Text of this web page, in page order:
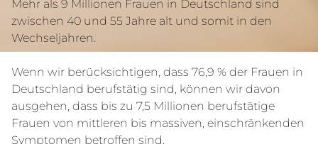
Mehr als 9 Millionen Frauen in Deutschland sind
zwischen 40 und 55 Jahre alt und somit in den
Wechseljahren.
Wenn wir berücksichtigen, dass 76,9 % der Frauen in
Deutschland berufstätig sind, können wir davon
ausgehen, dass bis zu 7,5 Millionen berufstätige
Frauen von mittleren bis massiven, einschränkenden
Symptomen betroffen sind.